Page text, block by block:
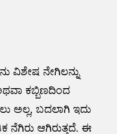
ವಿಶೇಷ ನೇಗಿಲನ್ನು
ಕಬ್ಬಿಣದಿಂದ
ಅಲ್ಲ, ಬದಲಾಗಿ ಇದು
ನೆಗಿರು ಆಗಿರುತ್ತದೆ. ಈ